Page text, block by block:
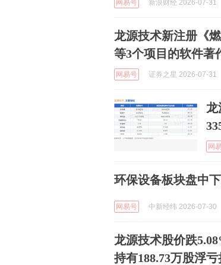
网易号 新浪财经 2026-07-31
龙源技术新注册《
等3个项目的软件著
网易号 证券之星 2026-07-31
龙
网
环保设备板块盘中
网易号 中新经纬 2026-07-30
龙源技术股价跌
持有188.73万股浮